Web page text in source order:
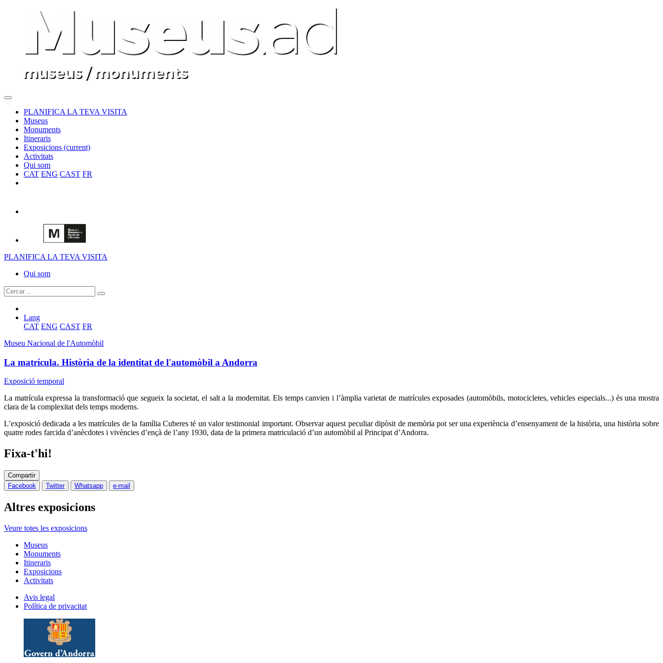
PLANIFICA LA TEVA VISITA
Museus
Monuments
Itineraris
Exposicions (current)
Activitats
Qui som
CAT ENG CAST FR
PLANIFICA LA TEVA VISITA
Qui som
Lang
CAT ENG CAST FR
Museu Nacional de l'Automòbil
La matrícula. Història de la identitat de l'automòbil a Andorra
Exposició temporal
La matrícula expressa la transformació que segueix la societat, el salt a la modernitat. Els temps canvien i l’àmplia varietat de matrícules exposades (automòbils, motocicletes, vehicles especials...) és una mostra
clara de la complexitat dels temps moderns.
L’exposició dedicada a les matrícules de la família Cuberes té un valor testimonial important. Observar aquest peculiar dipòsit de memòria pot ser una experiència d’ensenyament de la història, una història sobre
quatre rodes farcida d’anècdotes i vivències d’ençà de l’any 1930, data de la primera matriculació d’un automòbil al Principat d’Andorra.
Fixa-t'hi!
Compartir
Facebook
Twitter Whatsapp e-mail
Altres exposicions
Veure totes les exposicions
Museus
Monuments
Itineraris
Exposicions
Activitats
Avis legal
Política de privacitat